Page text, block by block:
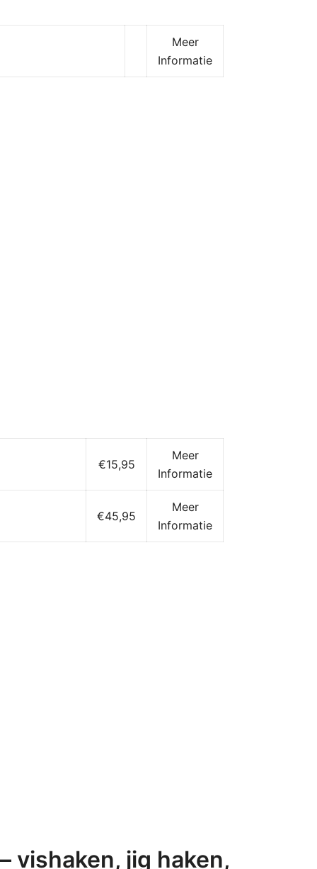
Meer
Informatie
€15,95
Meer
Informatie
€45,95
Meer
Informatie
vishaken, jig haken,